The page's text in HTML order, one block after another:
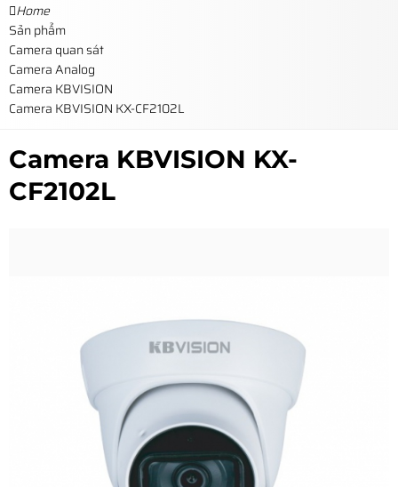
Home
Sản phẩm
Camera quan sát
Camera Analog
Camera KBVISION
Camera KBVISION KX-CF2102L
Camera KBVISION KX-
CF2102L